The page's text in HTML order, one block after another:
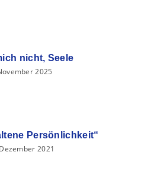
nicht, Seele
2025
Persönlichkeit“
2021